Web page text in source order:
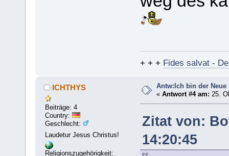
+ + + Fides salvat -
ICHTHYS
Beiträge: 4
Country:
Geschlecht:
Laudetur Jesus Christus!
Religionszugehörigkeit:
Antw:Ich bin der Neue
«Antwort #4 am: 25.
Zitat von:
14:20:45